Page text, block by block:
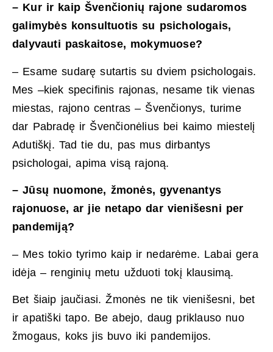
– Kur ir kaip Švenčionių rajone sudaromos
galimybės konsultuotis su psichologais,
dalyvauti paskaitose, mokymuose?
– Esame sudarę sutartis su dviem psichologais.
Mes –kiek specifinis rajonas, nesame tik vienas
miestas, rajono centras – Švenčionys, turime
dar Pabradę ir Švenčionėlius bei kaimo miestelį
Adutiškį. Tad tie du, pas mus dirbantys
psichologai, apima visą rajoną.
– Jūsų nuomone, žmonės, gyvenantys
rajonuose, ar jie netapo dar vienišesni per
pandemiją?
– Mes tokio tyrimo kaip ir nedarėme. Labai gera
idėja – renginių metu užduoti tokį klausimą.
Bet šiaip jaučiasi. Žmonės ne tik vienišesni, bet
ir apatiški tapo. Be abejo, daug priklauso nuo
žmogaus, koks jis buvo iki pandemijos.